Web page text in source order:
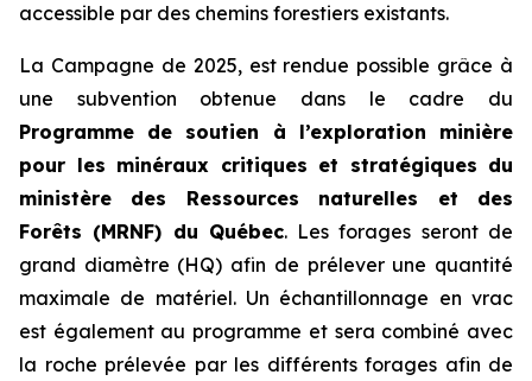
accessible par des chemins forestiers existants.
La Campagne de 2025, est rendue possible grâce à
une subvention obtenue dans le cadre du
Programme de soutien à l’exploration minière
pour les minéraux critiques et stratégiques du
ministère des Ressources naturelles et des
Forêts (MRNF) du Québec. Les forages seront de
grand diamètre (HQ) afin de prélever une quantité
maximale de matériel. Un échantillonnage en vrac
est également au programme et sera combiné avec
la roche prélevée par les différents forages afin de